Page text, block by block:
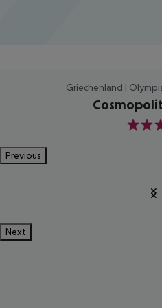
Griechenland |
4
Previous
Next